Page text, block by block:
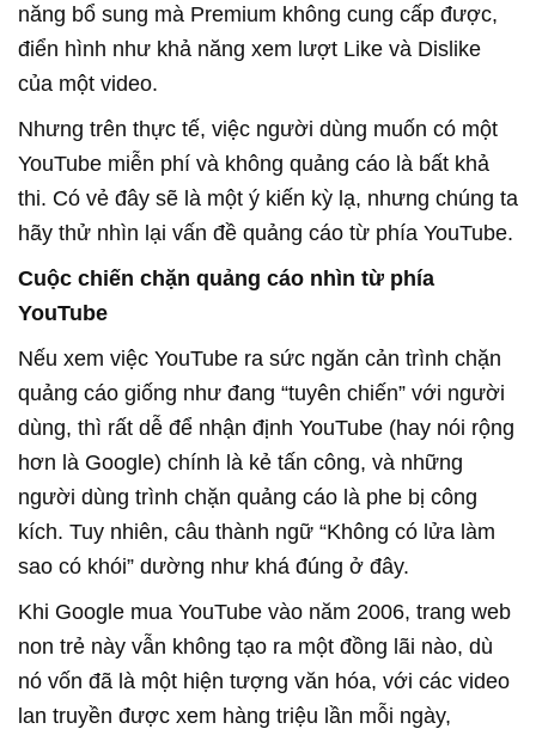
năng bổ sung mà Premium không cung cấp được,
điển hình như khả năng xem lượt Like và Dislike
của một video.
Nhưng trên thực tế, việc người dùng muốn có một
YouTube miễn phí và không quảng cáo là bất khả
thi. Có vẻ đây sẽ là một ý kiến kỳ lạ, nhưng chúng ta
hãy thử nhìn lại vấn đề quảng cáo từ phía YouTube.
Cuộc chiến chặn quảng cáo nhìn từ phía
YouTube
Nếu xem việc YouTube ra sức ngăn cản trình chặn
quảng cáo giống như đang “tuyên chiến” với người
dùng, thì rất dễ để nhận định YouTube (hay nói rộng
hơn là Google) chính là kẻ tấn công, và những
người dùng trình chặn quảng cáo là phe bị công
kích. Tuy nhiên, câu thành ngữ “Không có lửa làm
sao có khói” dường như khá đúng ở đây.
Khi Google mua YouTube vào năm 2006, trang web
non trẻ này vẫn không tạo ra một đồng lãi nào, dù
nó vốn đã là một hiện tượng văn hóa, với các video
lan truyền được xem hàng triệu lần mỗi ngày,